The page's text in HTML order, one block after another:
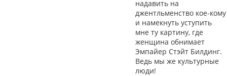
надавить на
джентльменство кое-кому
и намекнуть уступить
мне ту картину, где
женщина обнимает
Эмпайер Стэйт Билдинг.
Ведь мы же культурные
люди!